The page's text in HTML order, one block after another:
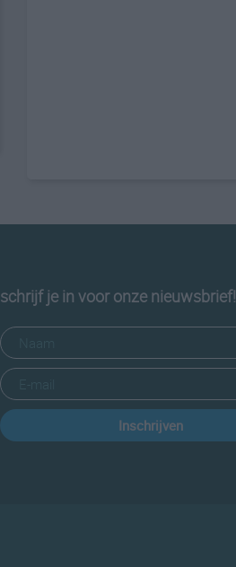
schrijf je in voor onze nieuwsbrief!
Inschrijven